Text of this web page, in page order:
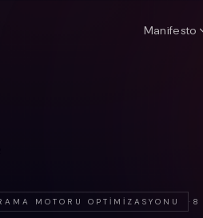
Manifesto
MOTORU OPTIMIZASYONU · 8